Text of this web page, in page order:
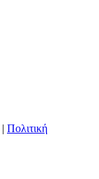
| Πολιτική